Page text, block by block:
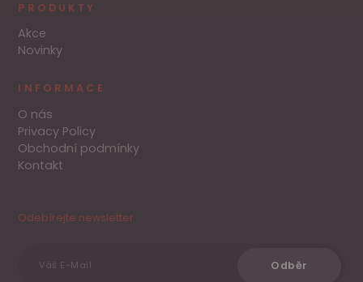
PRODUKTY
Akce
Novinky
INFORMACE
O nás
Privacy Policy
Obchodní podmínky
Kontakt
Odebírejte newsletter
Váš E-Mail Odběr